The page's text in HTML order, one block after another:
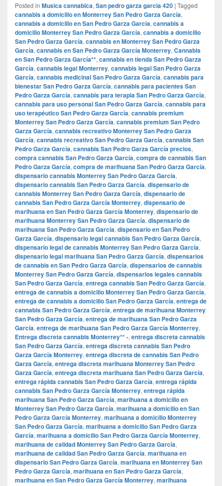
Posted in Musica cannabica, San pedro garza garcia 420 | Tagged
cannabis a domicilio en Monterrey San Pedro Garza García,
cannabis a domicilio en San Pedro Garza García, cannabis a
domicilio Monterrey San Pedro Garza García, cannabis a domicilio
San Pedro Garza García, cannabis en Monterrey San Pedro Garza
García, cannabis en San Pedro Garza García Monterrey, Cannabis
en San Pedro Garza García**, cannabis en tienda San Pedro Garza
García, cannabis legal Monterrey, cannabis legal San Pedro Garza
García, cannabis medicinal San Pedro Garza García, cannabis para
bienestar San Pedro Garza García, cannabis para pacientes San
Pedro Garza García, cannabis para terapia San Pedro Garza García,
cannabis para uso personal San Pedro Garza García, cannabis para
uso terapéutico San Pedro Garza García, cannabis premium
Monterrey San Pedro Garza García, cannabis premium San Pedro
Garza García, cannabis recreativo Monterrey San Pedro Garza
García, cannabis recreativo San Pedro Garza García, cannabis San
Pedro Garza García, cannabis San Pedro Garza García precios,
compra cannabis San Pedro Garza García, compra de cannabis San
Pedro Garza García, compra de marihuana San Pedro Garza García,
dispensario cannabis Monterrey San Pedro Garza García,
dispensario cannabis San Pedro Garza García, dispensario de
cannabis Monterrey San Pedro Garza García, dispensario de
cannabis San Pedro Garza García Monterrey, dispensario de
marihuana en San Pedro Garza García Monterrey, dispensario de
marihuana Monterrey San Pedro Garza García, dispensario de
marihuana San Pedro Garza García, dispensario en San Pedro
Garza García, dispensario legal cannabis San Pedro Garza García,
dispensario legal de cannabis Monterrey San Pedro Garza García,
dispensario legal marihuana San Pedro Garza García, dispensarios
de cannabis en San Pedro Garza García, dispensarios de cannabis
Monterrey San Pedro Garza García, dispensarios legales cannabis
San Pedro Garza García, entrega cannabis San Pedro Garza García,
entrega de cannabis a domicilio Monterrey San Pedro Garza García,
entrega de cannabis a domicilio San Pedro Garza García, entrega de
cannabis San Pedro Garza García, entrega de marihuana Monterrey
San Pedro Garza García, entrega de marihuana San Pedro Garza
García, entrega de marihuana San Pedro Garza García Monterrey,
Entrega discreta cannabis Monterrey** -, entrega discreta cannabis
San Pedro Garza García, entrega discreta cannabis San Pedro
Garza García Monterrey, entrega discreta de cannabis San Pedro
Garza García, entrega discreta marihuana Monterrey San Pedro
Garza García, entrega discreta marihuana San Pedro Garza García,
entrega rápida cannabis San Pedro Garza García, entrega rápida
cannabis San Pedro Garza García Monterrey, entrega rápida
marihuana San Pedro Garza García, marihuana a domicilio en
Monterrey San Pedro Garza García, marihuana a domicilio en San
Pedro Garza García Monterrey, marihuana a domicilio Monterrey
San Pedro Garza García, marihuana a domicilio San Pedro Garza
García, marihuana a domicilio San Pedro Garza García Monterrey,
marihuana de calidad Monterrey San Pedro Garza García,
marihuana de calidad San Pedro Garza García, marihuana en
dispensario San Pedro Garza García, marihuana en Monterrey San
Pedro Garza García, marihuana en San Pedro Garza García,
marihuana en San Pedro Garza García Monterrey, marihuana